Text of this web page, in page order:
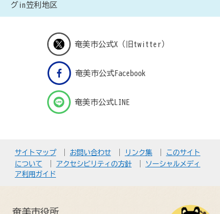
グin笠利地区
奄美市公式X（旧twitter）
奄美市公式Facebook
奄美市公式LINE
サイトマップ お問い合わせ リンク集
このサイト
について
アクセシビリティの方針
ソーシャルメディ
ア利用ガイド
奄美市役所